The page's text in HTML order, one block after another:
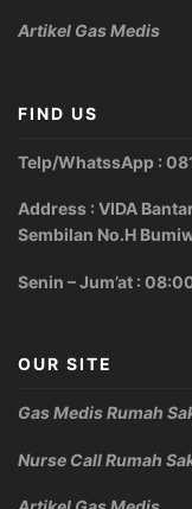
Artikel Gas Medis
FIND US
Telp/WhatssApp :
Address : VIDA
Sembilan No.H
Senin – Jum’at :
OUR SITE
Gas Medis Rumah
Nurse Call Rumah